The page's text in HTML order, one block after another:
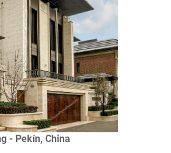
- Pekín, China